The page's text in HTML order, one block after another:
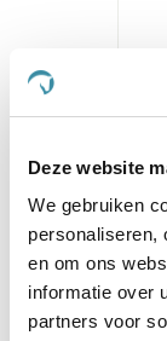
Deze website
We gebruiken
personaliseren,
en om ons
informatie over
partners voor